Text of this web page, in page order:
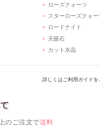
ローズクォーツ
スターローズクォー
ロードナイト
天眼石
カット水晶
詳しくはご利用ガイド
のご注文で送料